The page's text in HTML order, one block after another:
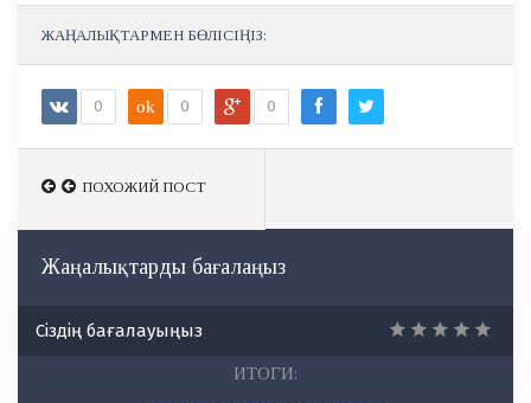
ЖАҢАЛЫҚТАРМЕН БӨЛІСІҢІЗ:
0 ok 0 0
ПОХОЖИЙ ПОСТ
ПОХОЖИЙ ПОСТ
Жаңалықтарды бағалаңыз
Сіздің бағалауыңыз
ИТОГИ: